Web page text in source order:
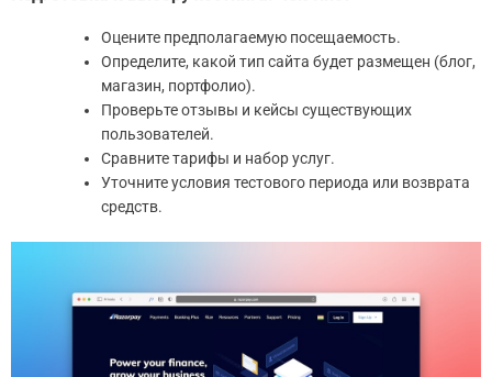
Оцените предполагаемую посещаемость.
Определите, какой тип сайта будет размещен (блог,
магазин, портфолио).
Проверьте отзывы и кейсы существующих
пользователей.
Сравните тарифы и набор услуг.
Уточните условия тестового периода или возврата
средств.